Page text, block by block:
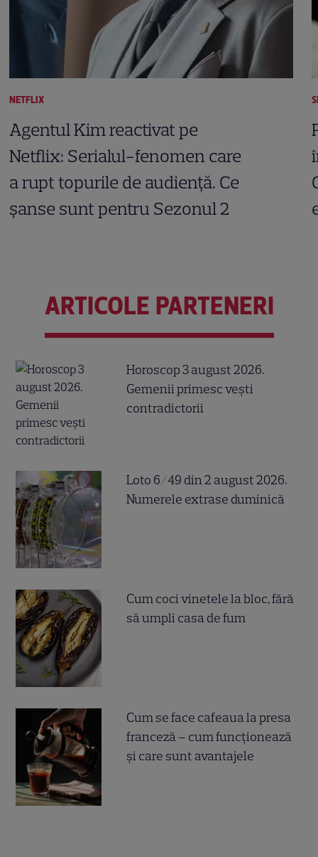
NETFLIX
Agentul Kim reactivat pe
Netflix: Serialul-fenomen care
a rupt topurile de audiență. Ce
șanse sunt pentru Sezonul 2
ARTICOLE PARTENERI
Horoscop 3 august 2026.
Gemenii primesc vești
contradictorii
Loto 6/49 din 2 august 2026.
Numerele extrase duminică
Cum coci vinetele la bloc, fără
să umpli casa de fum
Cum se face cafeaua la presa
franceză – cum funcționează
și care sunt avantajele